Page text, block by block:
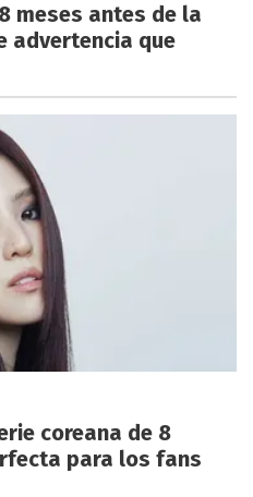
meses antes de la
advertencia que
coreana de 8
para los fans